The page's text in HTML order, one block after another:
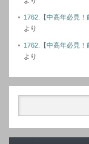
1762.【中高年必見
より
1762.【中高年必見
より